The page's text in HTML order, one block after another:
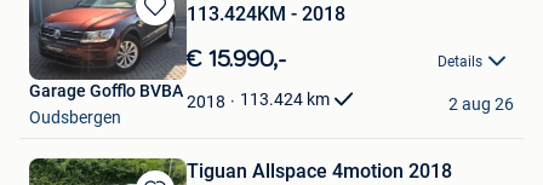
Bewaren
in
Mijn
Favorieten
113.424KM - 2018
€ 15.990,- Details
2018 113.424 km
Garage Gofflo BVBA
Oudsbergen
2 aug 26
Tiguan Allspace 4motion 2018